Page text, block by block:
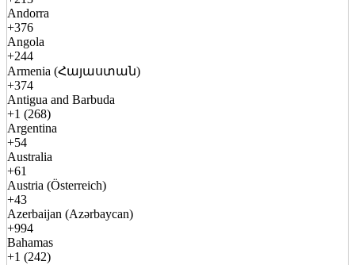
Andorra
+376
Angola
+244
Armenia (Հայաստան)
+374
Antigua and Barbuda
+1 (268)
Argentina
+54
Australia
+61
Austria (Österreich)
+43
Azerbaijan (Azərbaycan)
+994
Bahamas
+1 (242)